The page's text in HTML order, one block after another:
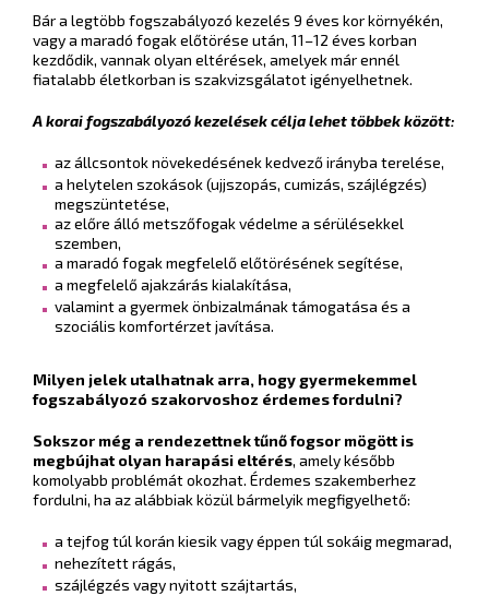
Bár a legtöbb fogszabályozó kezelés 9 éves kor környékén,
vagy a maradó fogak előtörése után, 11–12 éves korban
kezdődik, vannak olyan eltérések, amelyek már ennél
fiatalabb életkorban is szakvizsgálatot igényelhetnek.
A korai fogszabályozó kezelések célja lehet többek között:
az állcsontok növekedésének kedvező irányba terelése,
a helytelen szokások (ujjszopás, cumizás, szájlégzés)
megszüntetése,
az előre álló metszőfogak védelme a sérülésekkel
szemben,
a maradó fogak megfelelő előtörésének segítése,
a megfelelő ajakzárás kialakítása,
valamint a gyermek önbizalmának támogatása és a
szociális komfortérzet javítása.
Milyen jelek utalhatnak arra, hogy gyermekemmel
fogszabályozó szakorvoshoz érdemes fordulni?
Sokszor még a rendezettnek tűnő fogsor mögött is
megbújhat olyan harapási eltérés, amely később
komolyabb problémát okozhat. Érdemes szakemberhez
fordulni, ha az alábbiak közül bármelyik megfigyelhető:
a tejfog túl korán kiesik vagy éppen túl sokáig megmarad,
nehezített rágás,
szájlégzés vagy nyitott szájtartás,